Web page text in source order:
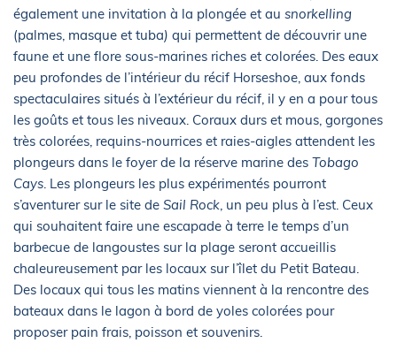
également une invitation à la plongée et au snorkelling
(palmes, masque et tuba) qui permettent de découvrir une
faune et une flore sous-marines riches et colorées. Des eaux
peu profondes de l’intérieur du récif Horseshoe, aux fonds
spectaculaires situés à l’extérieur du récif, il y en a pour tous
les goûts et tous les niveaux. Coraux durs et mous, gorgones
très colorées, requins-nourrices et raies-aigles attendent les
plongeurs dans le foyer de la réserve marine des Tobago
Cays. Les plongeurs les plus expérimentés pourront
s’aventurer sur le site de Sail Rock, un peu plus à l’est. Ceux
qui souhaitent faire une escapade à terre le temps d’un
barbecue de langoustes sur la plage seront accueillis
chaleureusement par les locaux sur l’îlet du Petit Bateau.
Des locaux qui tous les matins viennent à la rencontre des
bateaux dans le lagon à bord de yoles colorées pour
proposer pain frais, poisson et souvenirs.